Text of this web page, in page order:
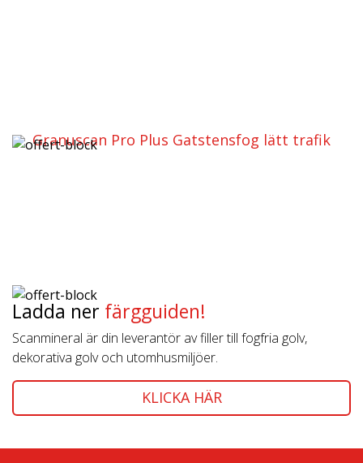
Granuscan Pro Plus Gatstensfog lätt trafik
Ladda ner färgguiden!
Scanmineral är din leverantör av filler till fogfria golv,
dekorativa golv och utomhusmiljöer.
KLICKA HÄR